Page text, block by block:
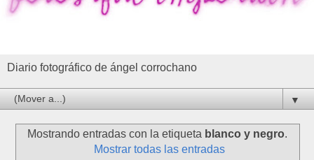
Diario fotográfico de ángel corrochano
▼
Mostrando entradas con la etiqueta blanco y negro.
Mostrar todas las entradas